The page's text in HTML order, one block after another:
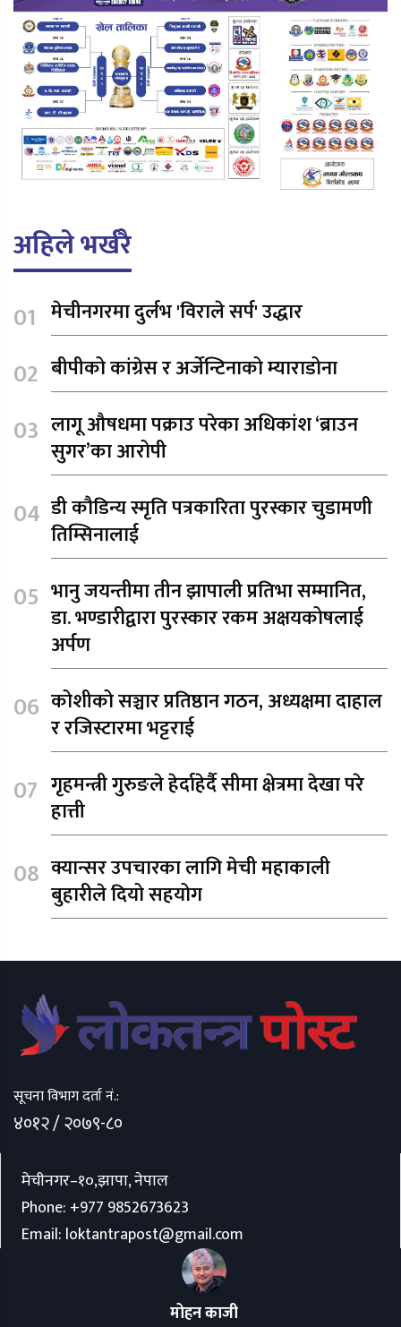
अहिले भर्खरै
मेचीनगरमा दुर्लभ 'विराले सर्प' उद्धार
बीपीको कांग्रेस र अर्जेन्टिनाको म्याराडोना
लागू औषधमा पक्राउ परेका अधिकांश ‘ब्राउन
सुगर’का आरोपी
डी कौडिन्य स्मृति पत्रकारिता पुरस्कार चुडामणी
तिम्सिनालाई
भानु जयन्तीमा तीन झापाली प्रतिभा सम्मानित,
डा. भण्डारीद्वारा पुरस्कार रकम अक्षयकोषलाई
अर्पण
कोशीको सञ्चार प्रतिष्ठान गठन, अध्यक्षमा दाहाल
र रजिस्टारमा भट्टराई
गृहमन्त्री गुरुङले हेर्दाहेर्दै सीमा क्षेत्रमा देखा परे
हात्ती
क्यान्सर उपचारका लागि मेची महाकाली
बुहारीले दियो सहयोग
सूचना विभाग दर्ता नं.:
४०१२ / २०७९-८०
मेचीनगर–१०,झापा, नेपाल
Phone: +977 9852673623
Email: loktantrapost@gmail.com
मोहन काजी